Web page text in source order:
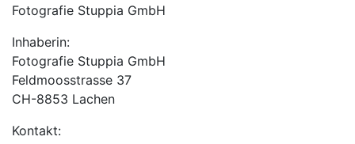
Fotografie Stuppia GmbH
Inhaberin:
Fotografie Stuppia GmbH
Feldmoosstrasse 37
CH-8853 Lachen
Kontakt: